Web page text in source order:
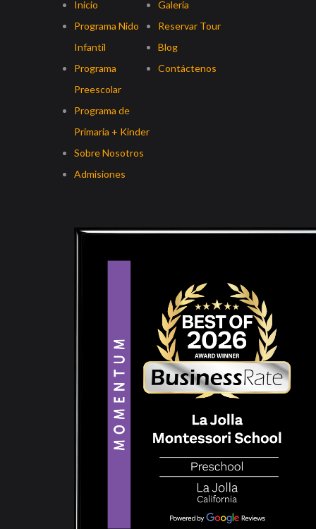
Inicio
Programa Nido
Infantil
Programa
Preescolar
Programa de
Primaria + Kinder
Sobre Nosotros
Admisiones
Galería
Reservar Tour
Blog
Contáctenos